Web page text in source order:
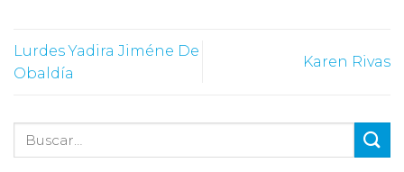
Lurdes Yadira Jiméne De
Obaldía
Karen Rivas